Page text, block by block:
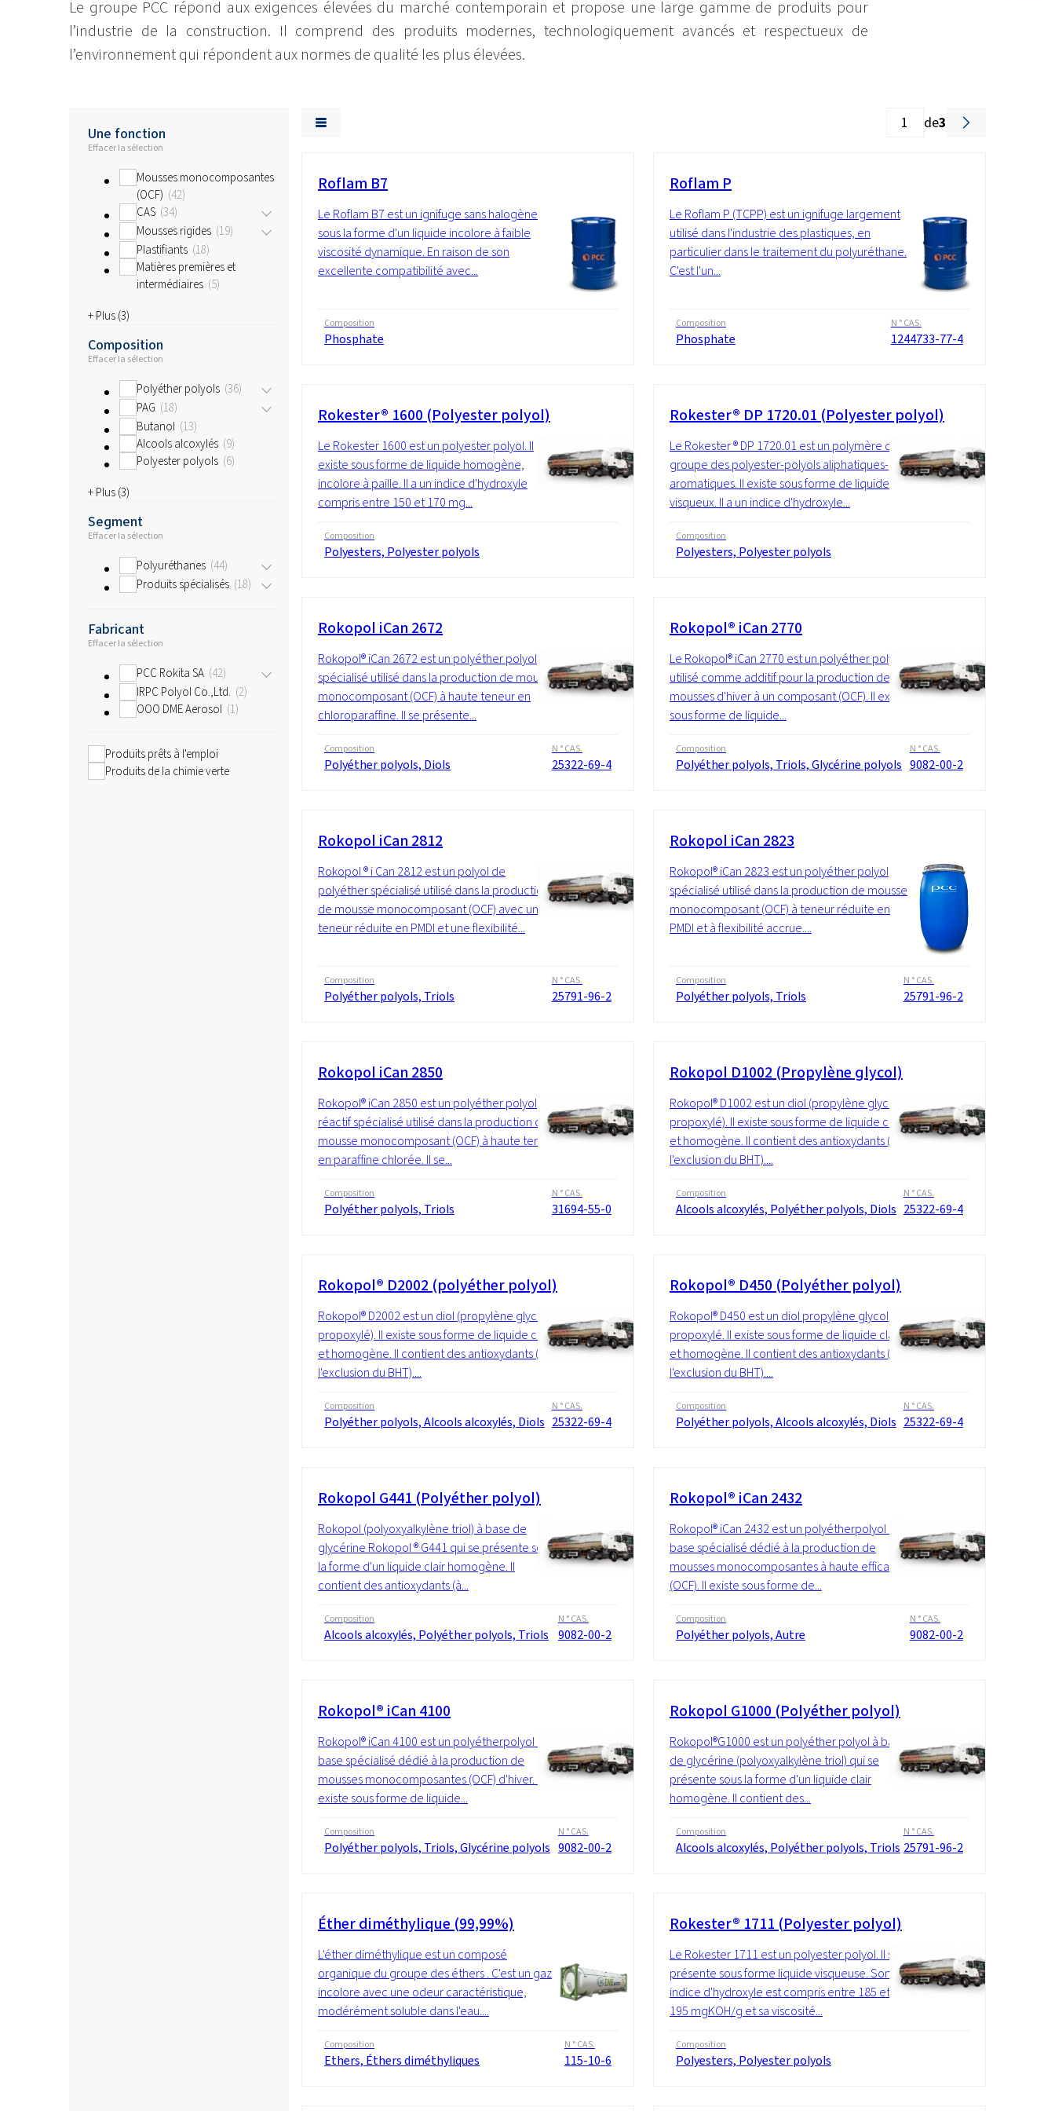
Le groupe PCC répond aux exigences élevées du marché contemporain et propose une large gamme de produits pour
l’industrie de la construction. Il comprend des produits modernes, technologiquement avancés et respectueux de
l’environnement qui répondent aux normes de qualité les plus élevées.
Une fonction
Effacer la sélection
Mousses monocomposantes
(OCF) 42
CAS 34
Mousses rigides 19
Plastifiants 18
Matières premières et
intermédiaires 5
+ Plus (3)
Composition
Effacer la sélection
Polyéther polyols 36
PAG 18
Butanol 13
Alcools alcoxylés 9
Polyester polyols 6
+ Plus (3)
Segment
Effacer la sélection
Polyuréthanes 44
Produits spécialisés 18
Fabricant
Effacer la sélection
PCC Rokita SA 42
IRPC Polyol Co.,Ltd. 2
OOO DME Aerosol 1
Produits prêts à l'emploi
Produits de la chimie verte
de3
Roflam B7
Le Roflam B7 est un ignifuge sans halogène
sous la forme d'un liquide incolore à faible
viscosité dynamique. En raison de son
excellente compatibilité avec...
Composition
Phosphate
Roflam P
Le Roflam P (TCPP) est un ignifuge largement
utilisé dans l'industrie des plastiques, en
particulier dans le traitement du polyuréthane.
C'est l'un...
Composition
Phosphate
N ° CAS.
1244733-77-4
Rokester® 1600 (Polyester polyol)
Le Rokester 1600 est un polyester polyol. Il
existe sous forme de liquide homogène,
incolore à paille. Il a un indice d'hydroxyle
compris entre 150 et 170 mg...
Composition
Polyesters, Polyester polyols
Rokester® DP 1720.01 (Polyester polyol)
Le Rokester ® DP 1720.01 est un polymère du
groupe des polyester-polyols aliphatiques-
aromatiques. Il existe sous forme de liquide
visqueux. Il a un indice d'hydroxyle...
Composition
Polyesters, Polyester polyols
Rokopol iCan 2672
Rokopol® iCan 2672 est un polyéther polyol
spécialisé utilisé dans la production de mousse
monocomposant (OCF) à haute teneur en
chloroparaffine. Il se présente...
Composition
Polyéther polyols, Diols
N ° CAS.
25322-69-4
Rokopol® iCan 2770
Le Rokopol® iCan 2770 est un polyéther polyol
utilisé comme additif pour la production de
mousses d'hiver à un composant (OCF). Il existe
sous forme de liquide...
Composition
Polyéther polyols, Triols, Glycérine polyols
N ° CAS.
9082-00-2
Rokopol iCan 2812
Rokopol ® i Can 2812 est un polyol de
polyéther spécialisé utilisé dans la production
de mousse monocomposant (OCF) avec une
teneur réduite en PMDI et une flexibilité...
Composition
Polyéther polyols, Triols
N ° CAS.
25791-96-2
Rokopol iCan 2823
Rokopol® iCan 2823 est un polyéther polyol
spécialisé utilisé dans la production de mousse
monocomposant (OCF) à teneur réduite en
PMDI et à flexibilité accrue....
Composition
Polyéther polyols, Triols
N ° CAS.
25791-96-2
Rokopol iCan 2850
Rokopol® iCan 2850 est un polyéther polyol
réactif spécialisé utilisé dans la production de
mousse monocomposant (OCF) à haute teneur
en paraffine chlorée. Il se...
Composition
Polyéther polyols, Triols
N ° CAS.
31694-55-0
Rokopol D1002 (Propylène glycol)
Rokopol® D1002 est un diol (propylène glycol
propoxylé). Il existe sous forme de liquide clair
et homogène. Il contient des antioxydants (à
l'exclusion du BHT)....
Composition
Alcools alcoxylés, Polyéther polyols, Diols
N ° CAS.
25322-69-4
Rokopol® D2002 (polyéther polyol)
Rokopol® D2002 est un diol (propylène glycol
propoxylé). Il existe sous forme de liquide clair
et homogène. Il contient des antioxydants (à
l'exclusion du BHT)....
Composition
Polyéther polyols, Alcools alcoxylés, Diols
N ° CAS.
25322-69-4
Rokopol® D450 (Polyéther polyol)
Rokopol® D450 est un diol propylène glycol
propoxylé. Il existe sous forme de liquide clair
et homogène. Il contient des antioxydants (à
l'exclusion du BHT)....
Composition
Polyéther polyols, Alcools alcoxylés, Diols
N ° CAS.
25322-69-4
Rokopol G441 (Polyéther polyol)
Rokopol (polyoxyalkylène triol) à base de
glycérine Rokopol ® G441 qui se présente sous
la forme d'un liquide clair homogène. Il
contient des antioxydants (à...
Composition
Alcools alcoxylés, Polyéther polyols, Triols
N ° CAS.
9082-00-2
Rokopol® iCan 2432
Rokopol® iCan 2432 est un polyétherpolyol de
base spécialisé dédié à la production de
mousses monocomposantes à haute efficacité
(OCF). Il existe sous forme de...
Composition
Polyéther polyols, Autre
N ° CAS.
9082-00-2
Rokopol® iCan 4100
Rokopol® iCan 4100 est un polyétherpolyol de
base spécialisé dédié à la production de
mousses monocomposantes (OCF) d'hiver. Il
existe sous forme de liquide...
Composition
Polyéther polyols, Triols, Glycérine polyols
N ° CAS.
9082-00-2
Rokopol G1000 (Polyéther polyol)
Rokopol®G1000 est un polyéther polyol à base
de glycérine (polyoxyalkylène triol) qui se
présente sous la forme d'un liquide clair
homogène. Il contient des...
Composition
Alcools alcoxylés, Polyéther polyols, Triols
N ° CAS.
25791-96-2
Éther diméthylique (99,99%)
L'éther diméthylique est un composé
organique du groupe des éthers . C'est un gaz
incolore avec une odeur caractéristique,
modérément soluble dans l'eau....
Composition
Ethers, Éthers diméthyliques
N ° CAS.
115-10-6
Rokester® 1711 (Polyester polyol)
Le Rokester 1711 est un polyester polyol. Il se
présente sous forme liquide visqueuse. Son
indice d'hydroxyle est compris entre 185 et
195 mgKOH/g et sa viscosité...
Composition
Polyesters, Polyester polyols